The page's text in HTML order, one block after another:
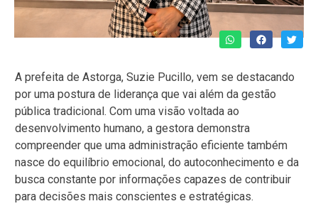
A prefeita de Astorga, Suzie Pucillo, vem se destacando
por uma postura de liderança que vai além da gestão
pública tradicional. Com uma visão voltada ao
desenvolvimento humano, a gestora demonstra
compreender que uma administração eficiente também
nasce do equilíbrio emocional, do autoconhecimento e da
busca constante por informações capazes de contribuir
para decisões mais conscientes e estratégicas.